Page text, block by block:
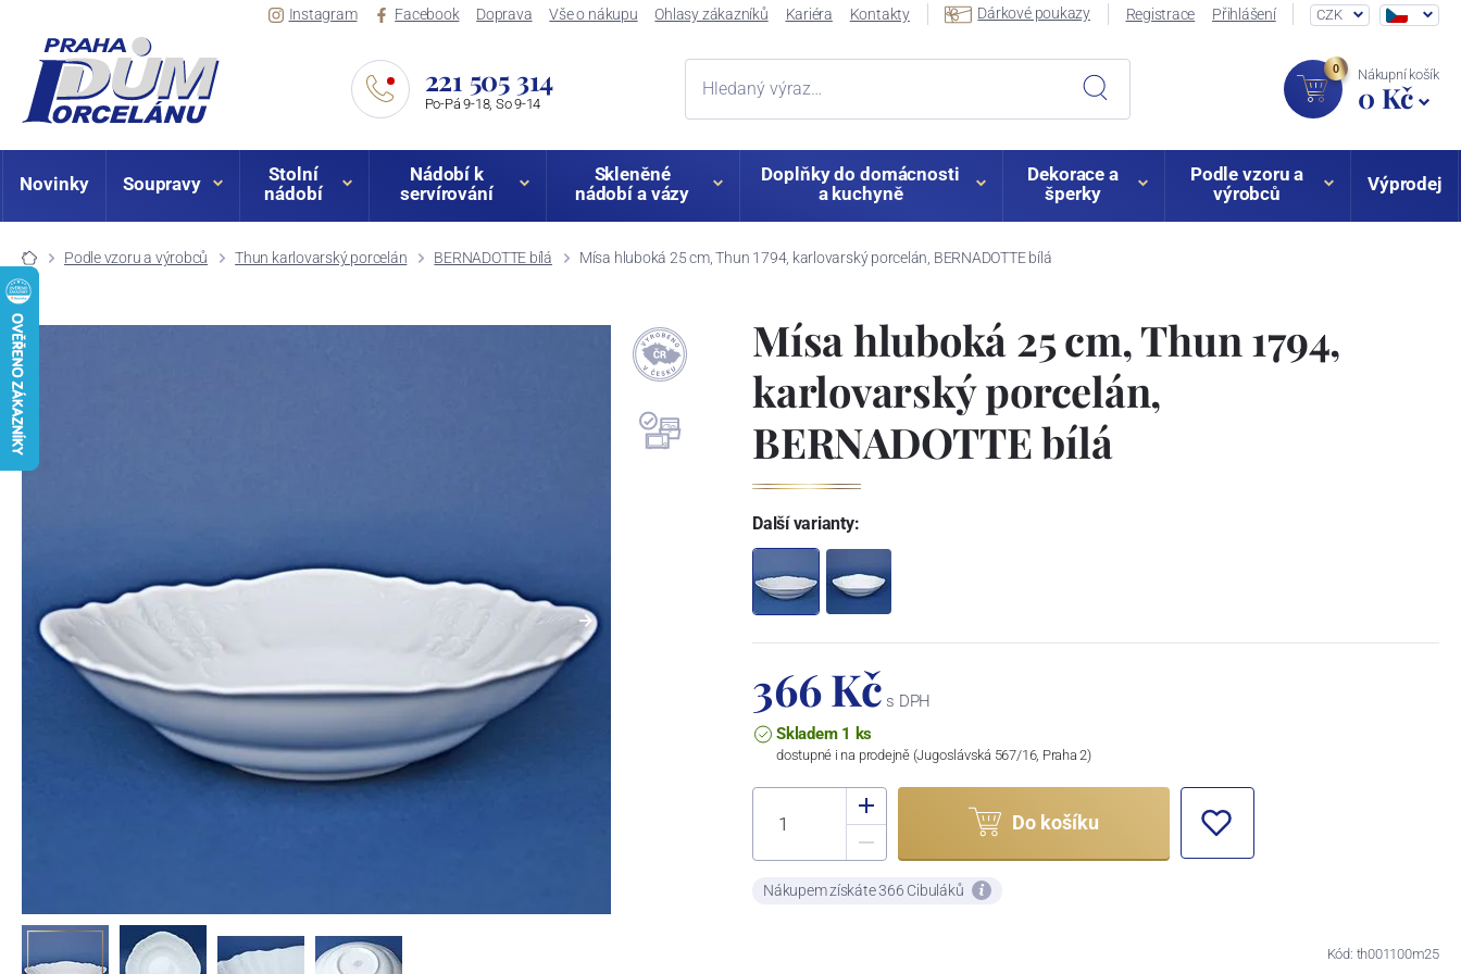
Instagram Facebook Doprava Vše o nákupu Ohlasy zákazníků Kariéra Kontakty Dárkové poukazy Registrace Přihlášení CZK
221 505 314
Po-Pá 9-18, So 9-14
0 Nákupní košík
0 Kč
Novinky Soupravy
Stolní
nádobí
Nádobí k
servírování
Skleněné
nádobí a vázy
Doplňky do domácnosti
a kuchyně
Dekorace a
šperky
Podle vzoru a
výrobců
Výprodej
Podle vzoru a výrobců Thun karlovarský porcelán BERNADOTTE bílá Mísa hluboká 25 cm, Thun 1794, karlovarský porcelán, BERNADOTTE bílá
Mísa hluboká 25 cm, Thun 1794,
karlovarský porcelán,
BERNADOTTE bílá
Další varianty:
366 Kč s DPH
Skladem 1 ks
dostupné i na prodejně (Jugoslávská 567/16, Praha 2)
Do košíku
Nákupem získáte 366 Cibuláků
Kód: th001100m25